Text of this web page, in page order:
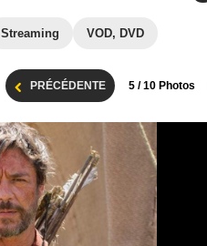
Streaming VOD, DVD
PRÉCÉDENTE 5 / 10 Photos